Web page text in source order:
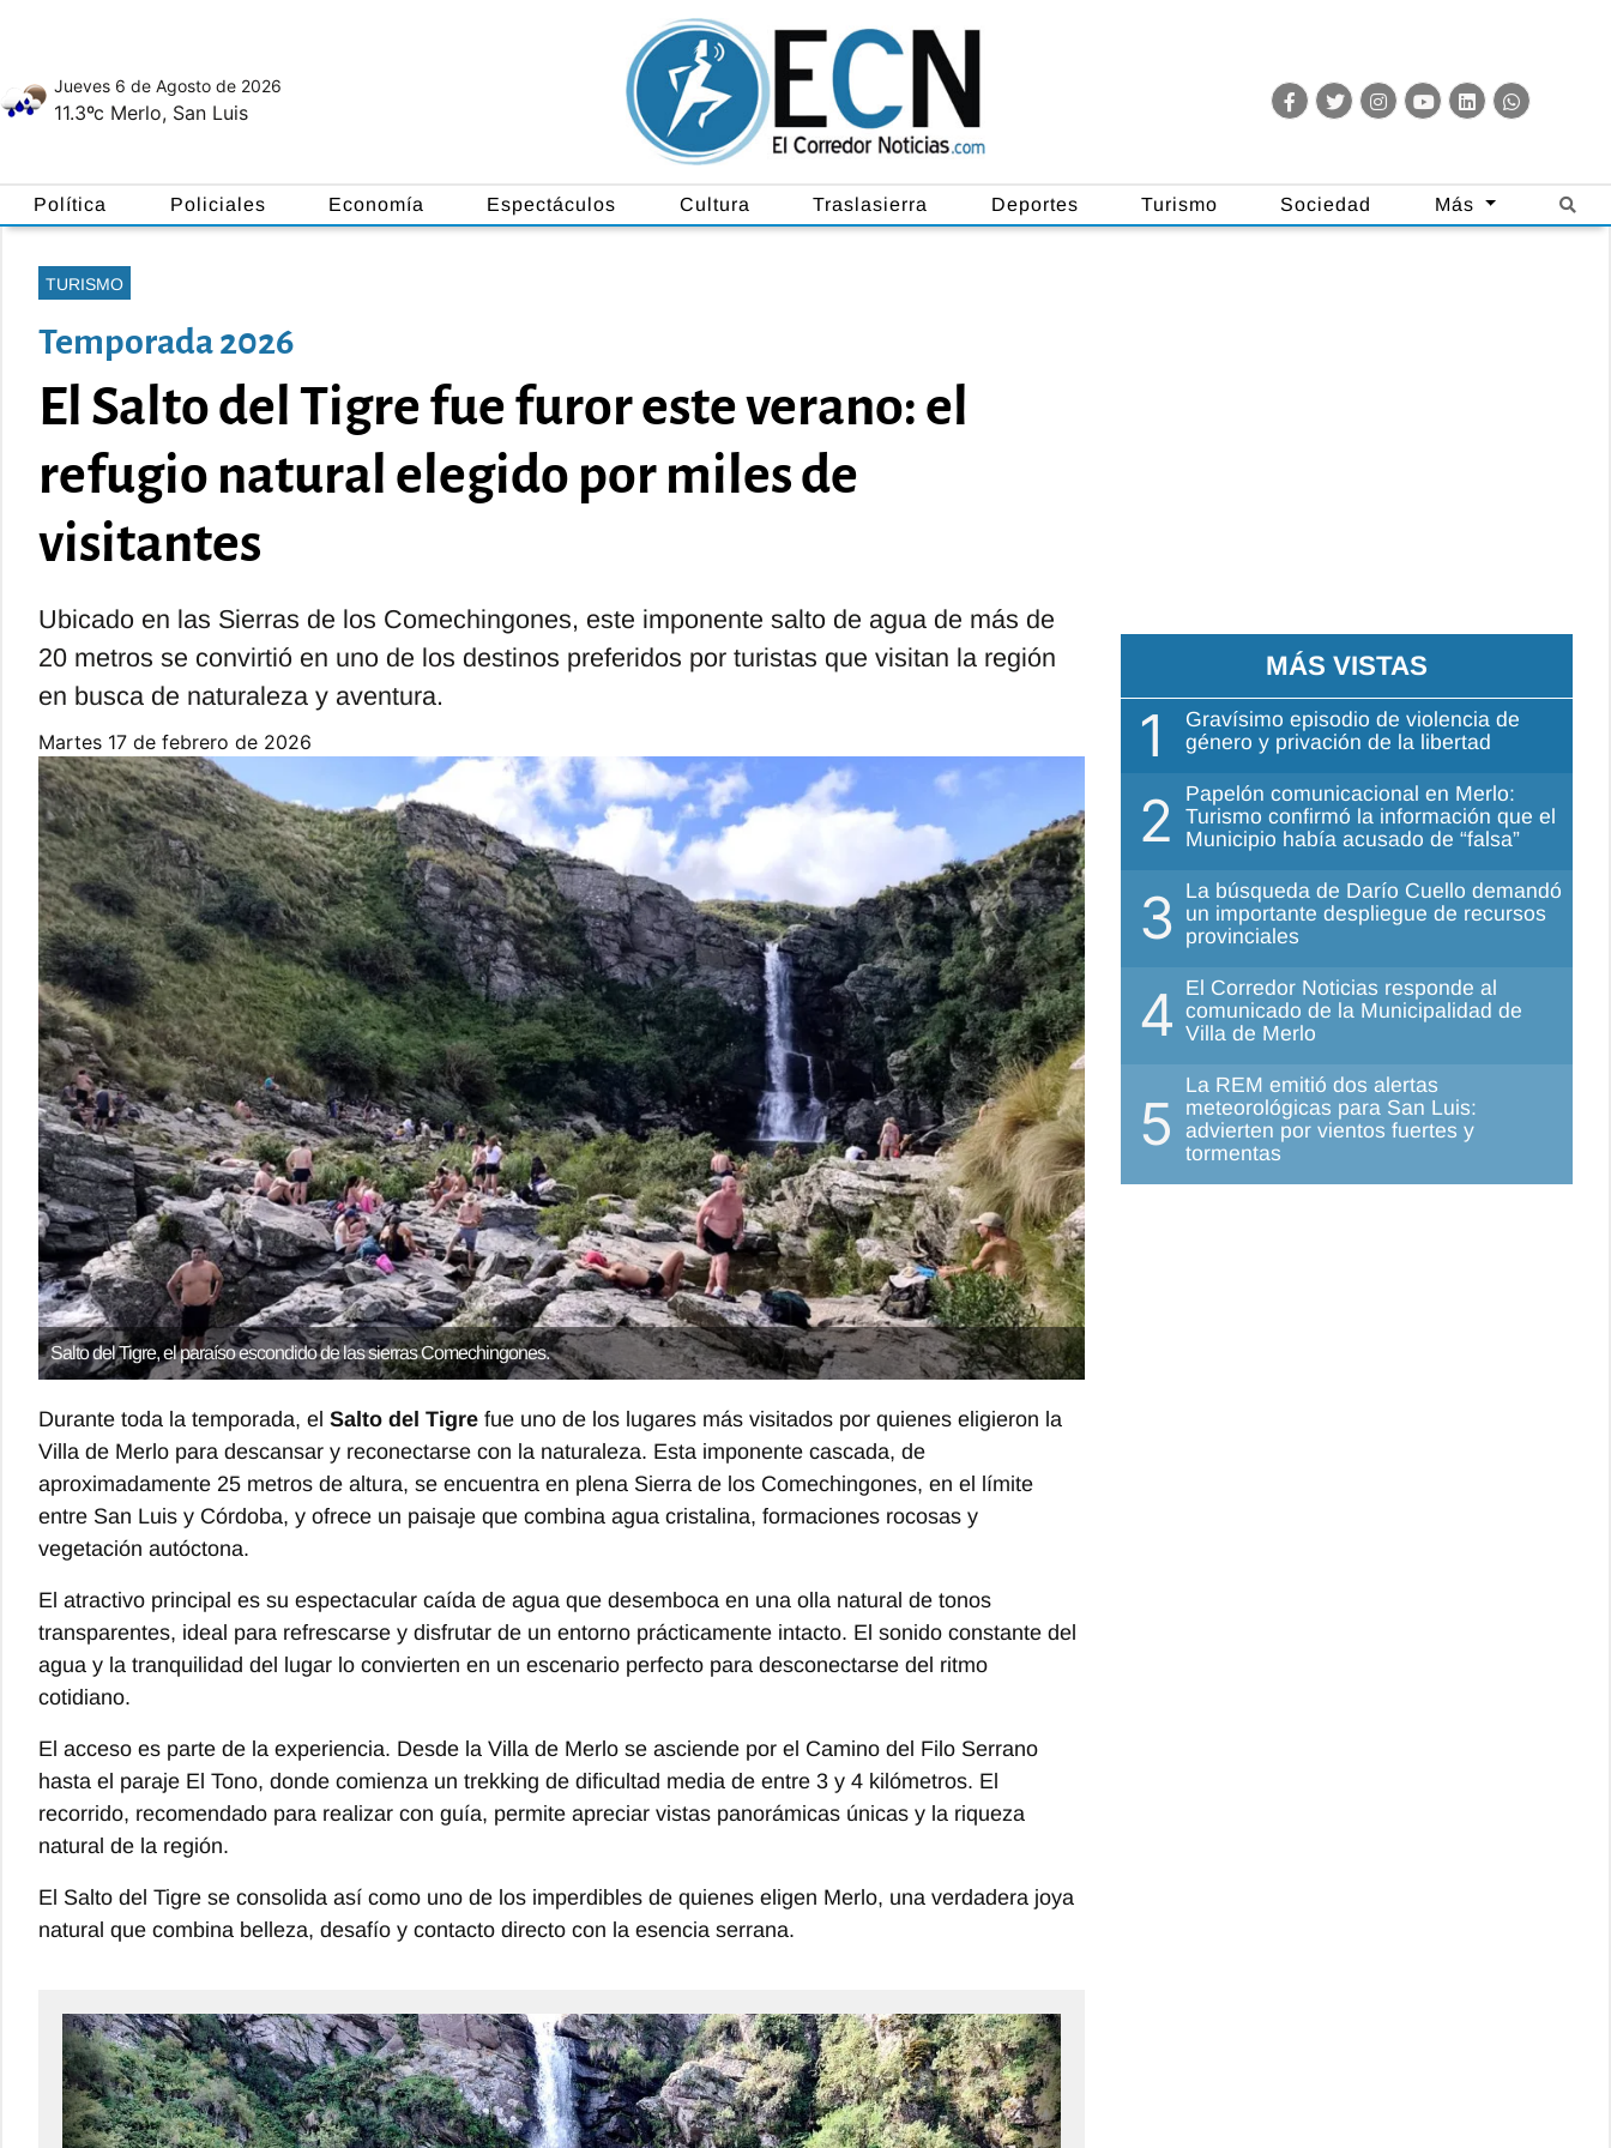
Jueves 6 de Agosto de 2026
11.3ºc Merlo, San Luis
Política Policiales Economía Espectáculos Cultura Traslasierra Deportes Turismo Sociedad Más
TURISMO
Temporada 2026
El Salto del Tigre fue furor este verano: el
refugio natural elegido por miles de
visitantes
Ubicado en las Sierras de los Comechingones, este imponente salto de agua de más de
20 metros se convirtió en uno de los destinos preferidos por turistas que visitan la región
en busca de naturaleza y aventura.
martes 17 de febrero de 2026
Salto del Tigre, el paraíso escondido de las sierras Comechingones.
Durante toda la temporada, el Salto del Tigre fue uno de los lugares más visitados por quienes eligieron la
Villa de Merlo para descansar y reconectarse con la naturaleza. Esta imponente cascada, de
aproximadamente 25 metros de altura, se encuentra en plena Sierra de los Comechingones, en el límite
entre San Luis y Córdoba, y ofrece un paisaje que combina agua cristalina, formaciones rocosas y
vegetación autóctona.
El atractivo principal es su espectacular caída de agua que desemboca en una olla natural de tonos
transparentes, ideal para refrescarse y disfrutar de un entorno prácticamente intacto. El sonido constante del
agua y la tranquilidad del lugar lo convierten en un escenario perfecto para desconectarse del ritmo
cotidiano.
El acceso es parte de la experiencia. Desde la Villa de Merlo se asciende por el Camino del Filo Serrano
hasta el paraje El Tono, donde comienza un trekking de dificultad media de entre 3 y 4 kilómetros. El
recorrido, recomendado para realizar con guía, permite apreciar vistas panorámicas únicas y la riqueza
natural de la región.
El Salto del Tigre se consolida así como uno de los imperdibles de quienes eligen Merlo, una verdadera joya
natural que combina belleza, desafío y contacto directo con la esencia serrana.
MÁS VISTAS
1
Gravísimo episodio de violencia de
género y privación de la libertad
2
Papelón comunicacional en Merlo:
Turismo confirmó la información que el
Municipio había acusado de “falsa”
3 La búsqueda de Darío Cuello demandó
un importante despliegue de recursos
provinciales
4 El Corredor Noticias responde al
comunicado de la Municipalidad de
Villa de Merlo
5
La REM emitió dos alertas
meteorológicas para San Luis:
advierten por vientos fuertes y
tormentas